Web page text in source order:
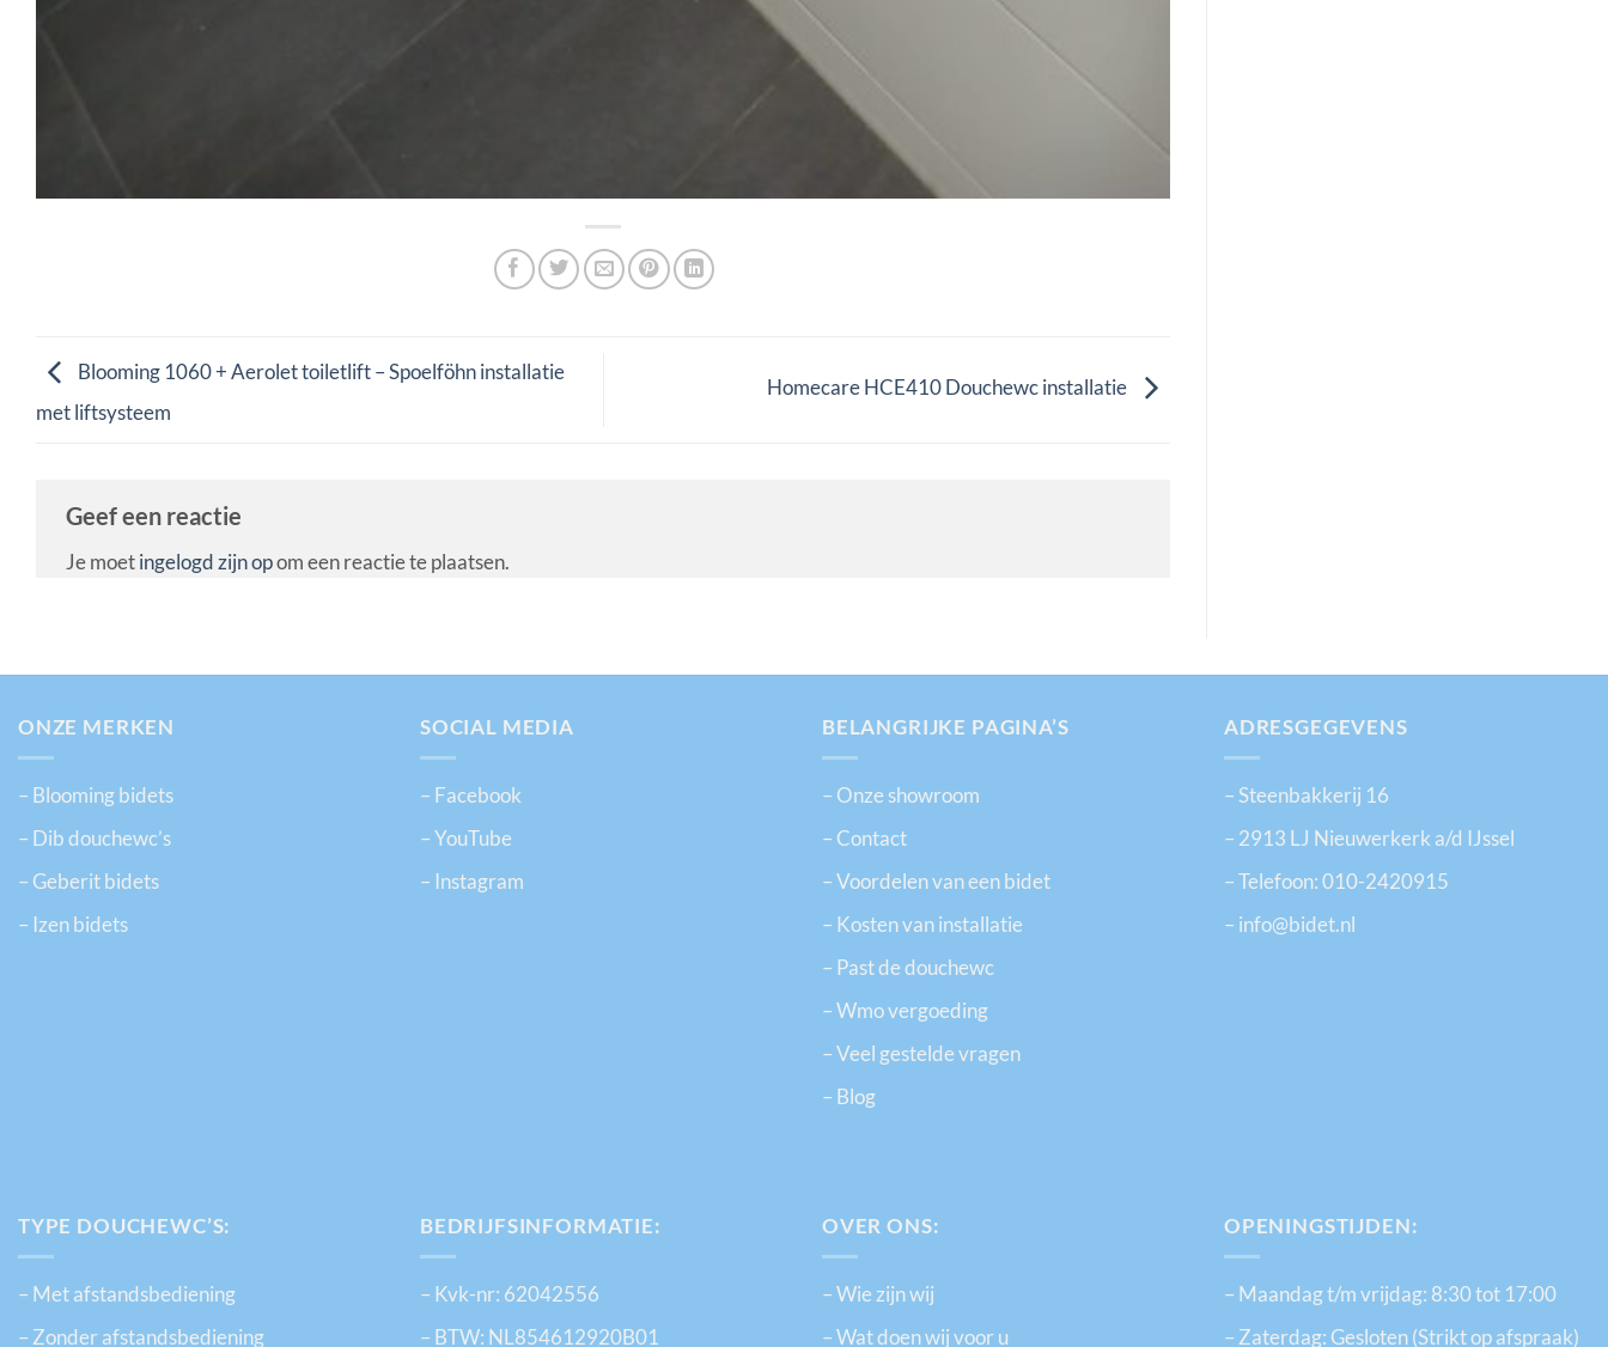
Blooming 1060 + Aerolet toiletlift – Spoelföhn installatie
met liftsysteem
Homecare HCE410 Douchewc installatie
Geef een reactie
Je moet ingelogd zijn opom een reactie te plaatsen.
ONZE MERKEN
– Blooming bidets
– Dib douchewc’s
– Geberit bidets
– Izen bidets
SOCIAL MEDIA
– Facebook
– YouTube
– Instagram
BELANGRIJKE PAGINA’S
– Onze showroom
– Contact
– Voordelen van een bidet
– Kosten van installatie
– Past de douchewc
– Wmo vergoeding
– Veel gestelde vragen
– Blog
ADRESGEGEVENS
– Steenbakkerij 16
– 2913 LJ Nieuwerkerk a/d IJssel
– Telefoon: 010-2420915
– info@bidet.nl
TYPE DOUCHEWC’S:
– Met afstandsbediening
– Zonder afstandsbediening
BEDRIJFSINFORMATIE:
– Kvk-nr: 62042556
– BTW: NL854612920B01
OVER ONS:
– Wie zijn wij
– Wat doen wij voor u
OPENINGSTIJDEN:
– Maandag t/m vrijdag: 8:30 tot 17:00
– Zaterdag: Gesloten (Strikt op afspraak)